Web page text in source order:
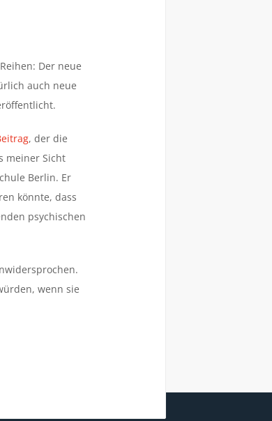
Der neue
auch neue
, der die
meiner Sicht
Berlin. Er
könnte, dass
psychischen
wenn sie